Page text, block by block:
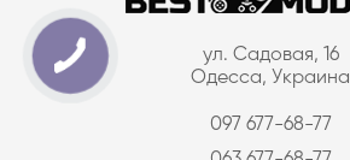
ул. Садовая, 16
Одесса, Украина
097 677-68-77